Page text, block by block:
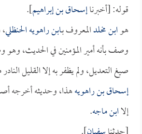
قوله: [أخبرناإسحاق بن إبراهيم].
هوابن مخلدالمعروف بـابن راهويه الحنظلي
وصف بأنه أمير المؤمنين في الحديث،
صيغ التعديل، ولم يظفر به إلا القليل
إسحاق بن راهويههذا، وحديثه أخرجه
إلاابن ماجه.